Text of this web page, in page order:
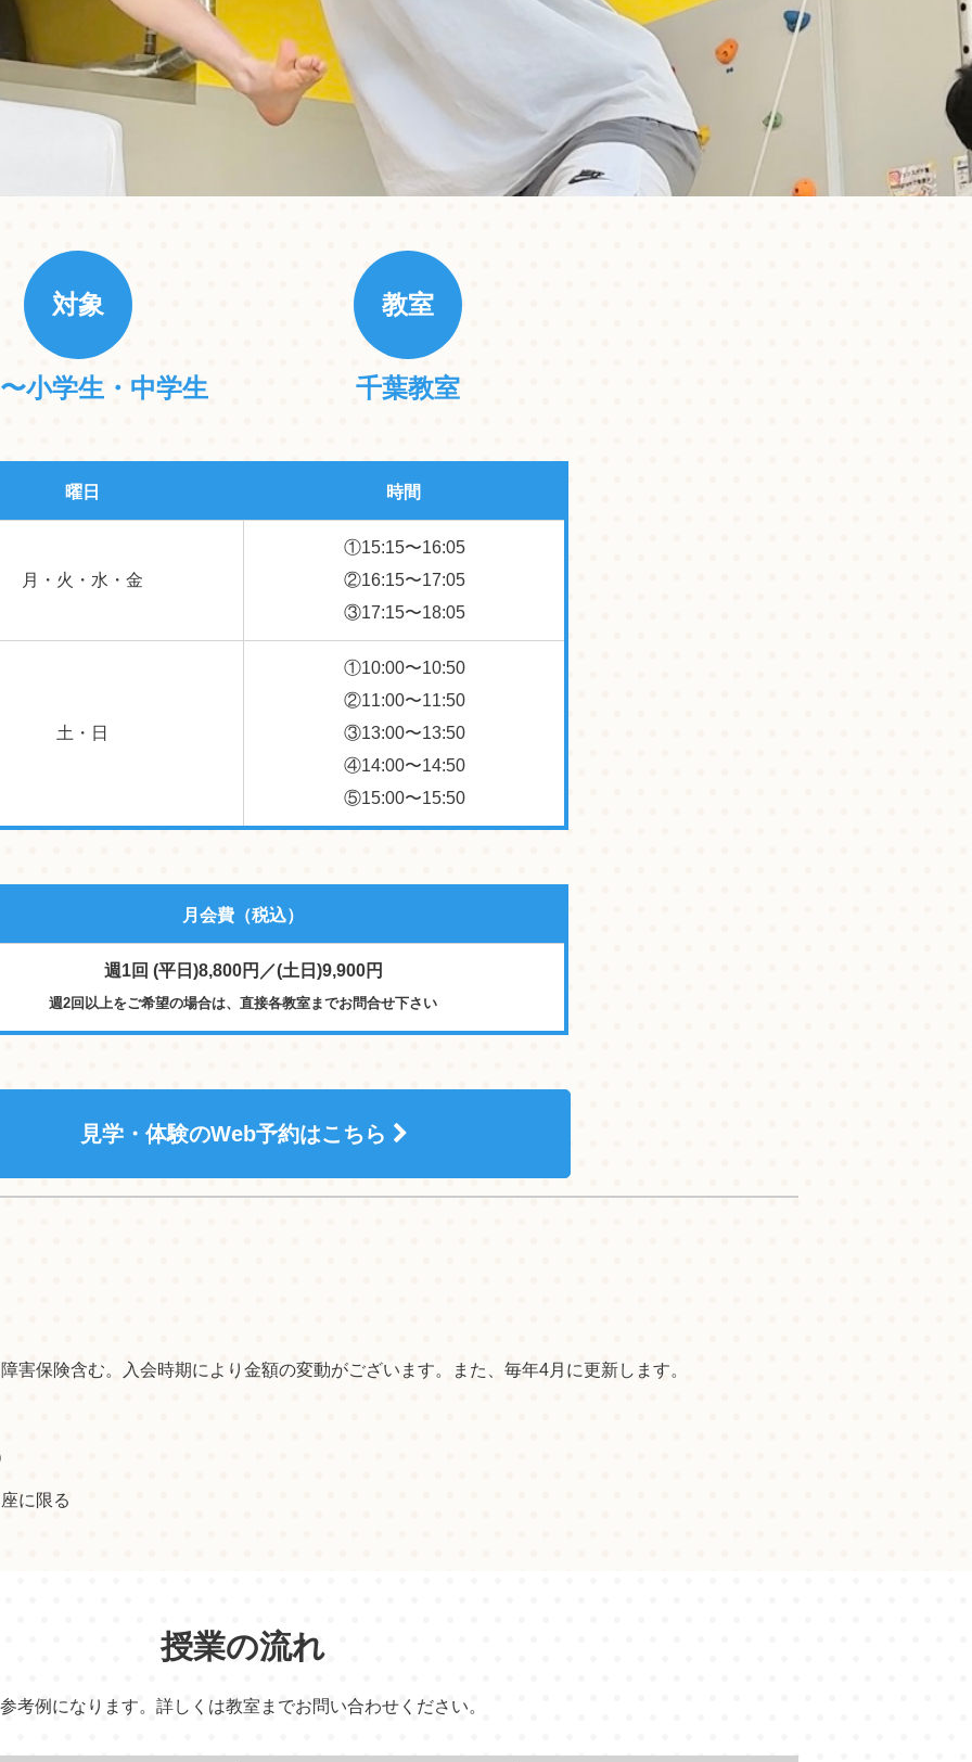
対象
小学生・中学生
教室
千葉教室
曜日 時間
月・火・水・金
①15:15〜16:05
②16:15〜17:05
③17:15〜18:05
土・日
①10:00〜10:50
②11:00〜11:50
③13:00〜13:50
④14:00〜14:50
⑤15:00〜15:50
月会費 （税込）
週1回 (平日)8,800円／(土日)9,900円
週2回以上をご希望の場合は、直接各教室までお問合せ下さい
見学・体験のWeb予約はこちら
害保険含む。入会時期により金額の変動がございます。また、毎年4月に更新します。
に限る
授業の流れ
参考例になります。詳しくは教室までお問い合わせください。